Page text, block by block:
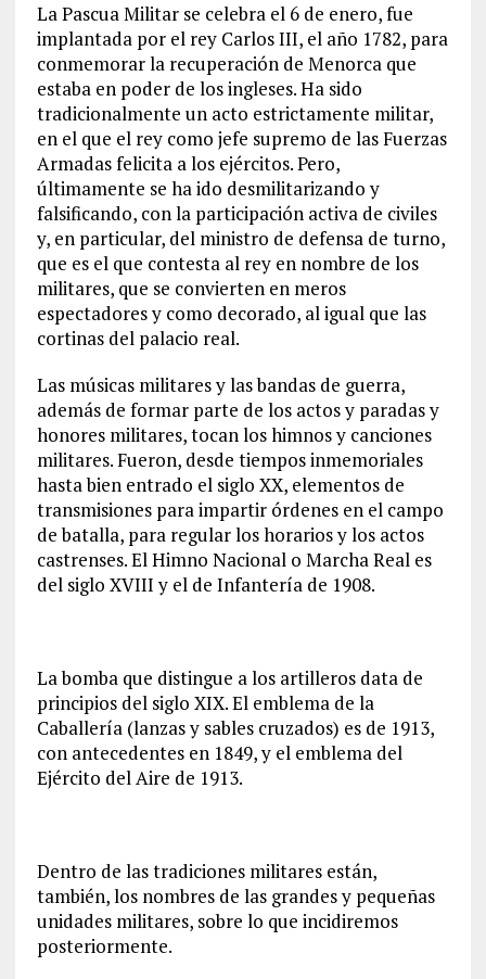
La Pascua Militar se celebra el 6 de enero, fue
implantada por el rey Carlos III, el año 1782, para
conmemorar la recuperación de Menorca que
estaba en poder de los ingleses. Ha sido
tradicionalmente un acto estrictamente militar,
en el que el rey como jefe supremo de las Fuerzas
Armadas felicita a los ejércitos. Pero,
últimamente se ha ido desmilitarizando y
falsificando, con la participación activa de civiles
y, en particular, del ministro de defensa de turno,
que es el que contesta al rey en nombre de los
militares, que se convierten en meros
espectadores y como decorado, al igual que las
cortinas del palacio real.
Las músicas militares y las bandas de guerra,
además de formar parte de los actos y paradas y
honores militares, tocan los himnos y canciones
militares. Fueron, desde tiempos inmemoriales
hasta bien entrado el siglo XX, elementos de
transmisiones para impartir órdenes en el campo
de batalla, para regular los horarios y los actos
castrenses. El Himno Nacional o Marcha Real es
del siglo XVIII y el de Infantería de 1908.
La bomba que distingue a los artilleros data de
principios del siglo XIX. El emblema de la
Caballería (lanzas y sables cruzados) es de 1913,
con antecedentes en 1849, y el emblema del
Ejército del Aire de 1913.
Dentro de las tradiciones militares están,
también, los nombres de las grandes y pequeñas
unidades militares, sobre lo que incidiremos
posteriormente.